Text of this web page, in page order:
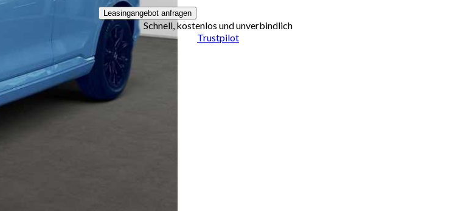
Leasingangebot anfragen
Schnell, kostenlos und unverbindlich
Trustpilot